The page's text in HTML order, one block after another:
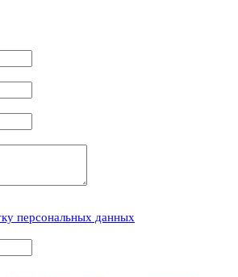
персональных данных